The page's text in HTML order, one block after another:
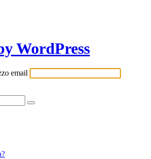
WordPress
email